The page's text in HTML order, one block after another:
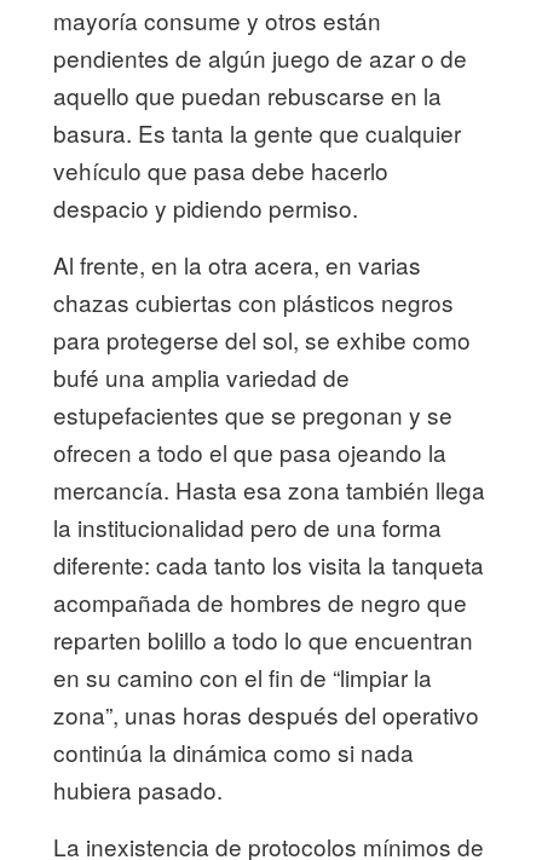
mayoría consume y otros están
pendientes de algún juego de azar o de
aquello que puedan rebuscarse en la
basura. Es tanta la gente que cualquier
vehículo que pasa debe hacerlo
despacio y pidiendo permiso.
Al frente, en la otra acera, en varias
chazas cubiertas con plásticos negros
para protegerse del sol, se exhibe como
bufé una amplia variedad de
estupefacientes que se pregonan y se
ofrecen a todo el que pasa ojeando la
mercancía. Hasta esa zona también llega
la institucionalidad pero de una forma
diferente: cada tanto los visita la tanqueta
acompañada de hombres de negro que
reparten bolillo a todo lo que encuentran
en su camino con el fin de “limpiar la
zona”, unas horas después del operativo
continúa la dinámica como si nada
hubiera pasado.
La inexistencia de protocolos mínimos de